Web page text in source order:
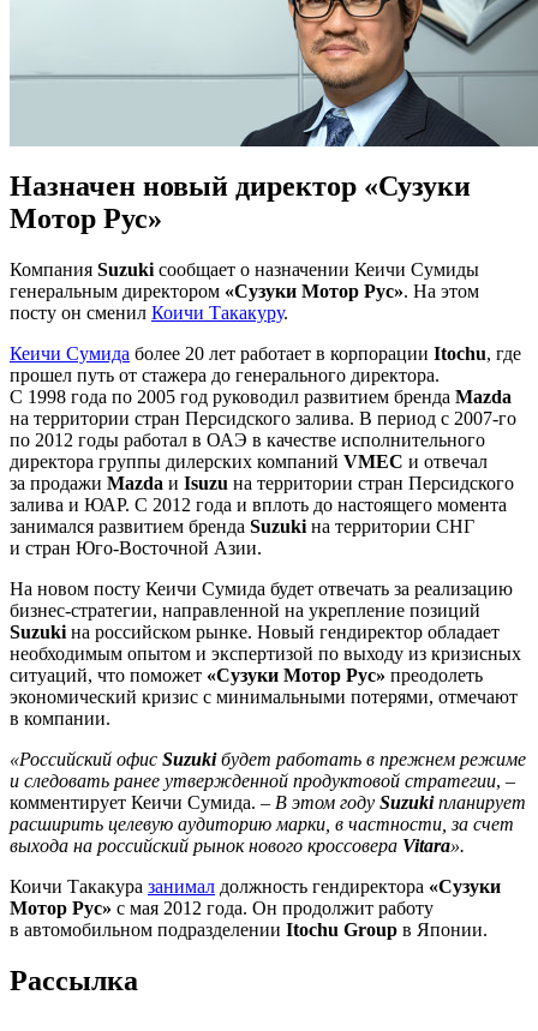
Назначен новый директор «Сузуки
Мотор Рус»
Компания Suzuki сообщает о назначении Кеичи Сумиды
генеральным директором «Сузуки Мотор Рус». На этом
посту он сменил Коичи Такакуру.
Кеичи Сумида более 20 лет работает в корпорации Itochu, где
прошел путь от стажера до генерального директора.
С 1998 года по 2005 год руководил развитием бренда Mazda
на территории стран Персидского залива. В период с 2007-го
по 2012 годы работал в ОАЭ в качестве исполнительного
директора группы дилерских компаний VMEC и отвечал
за продажи Mazda и Isuzu на территории стран Персидского
залива и ЮАР. С 2012 года и вплоть до настоящего момента
занимался развитием бренда Suzuki на территории СНГ
и стран Юго-Восточной Азии.
На новом посту Кеичи Сумида будет отвечать за реализацию
бизнес-стратегии, направленной на укрепление позиций
Suzuki на российском рынке. Новый гендиректор обладает
необходимым опытом и экспертизой по выходу из кризисных
ситуаций, что поможет «Сузуки Мотор Рус» преодолеть
экономический кризис с минимальными потерями, отмечают
в компании.
«Российский офис Suzukiбудет работать в прежнем режиме
и следовать ранее утвержденной продуктовой стратегии, –
комментирует Кеичи Сумида. – В этом году Suzukiпланирует
расширить целевую аудиторию марки, в частности, за счет
выхода на российский рынок нового кроссовера Vitara».
Коичи Такакура занимал должность гендиректора «Сузуки
Мотор Рус» с мая 2012 года. Он продолжит работу
в автомобильном подразделении Itochu Group в Японии.
Рассылка